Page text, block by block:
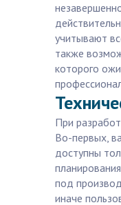
учитывают
также
которого
При
Во-первых,
доступны
под
иначе